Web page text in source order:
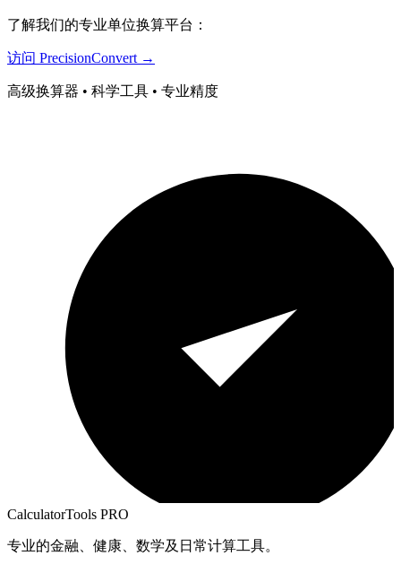
了解我们的专业单位换算平台：
访问 PrecisionConvert →
高级换算器 • 科学工具 • 专业精度
CalculatorTools PRO
专业的金融、健康、数学及日常计算工具。